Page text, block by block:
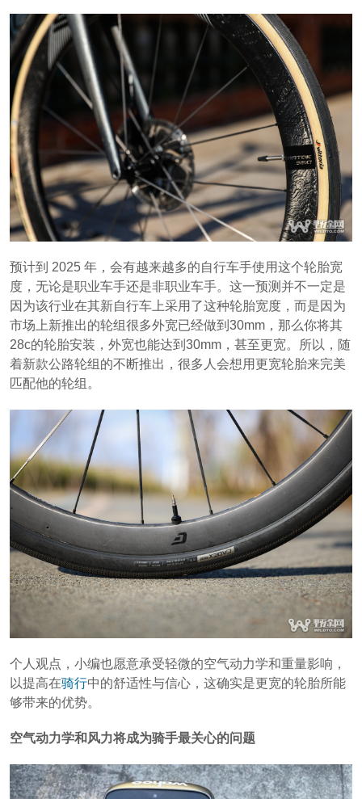
预计到 2025 年，会有越来越多的自行车手使用这个轮胎宽
度，无论是职业车手还是非职业车手。这一预测并不一定是
因为该行业在其新自行车上采用了这种轮胎宽度，而是因为
市场上新推出的轮组很多外宽已经做到30mm，那么你将其
28c的轮胎安装，外宽也能达到30mm，甚至更宽。所以，随
着新款公路轮组的不断推出，很多人会想用更宽轮胎来完美
匹配他的轮组。
个人观点，小编也愿意承受轻微的空气动力学和重量影响，
以提高在骑行中的舒适性与信心，这确实是更宽的轮胎所能
够带来的优势。
空气动力学和风力将成为骑手最关心的问题